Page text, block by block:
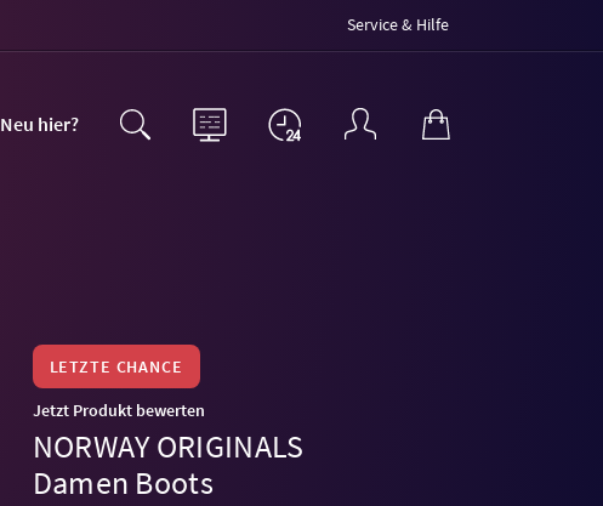
Service & Hilfe
Neu hier?
LETZTE CHANCE
Jetzt Produkt bewerten
NORWAY ORIGINALS
Damen Boots